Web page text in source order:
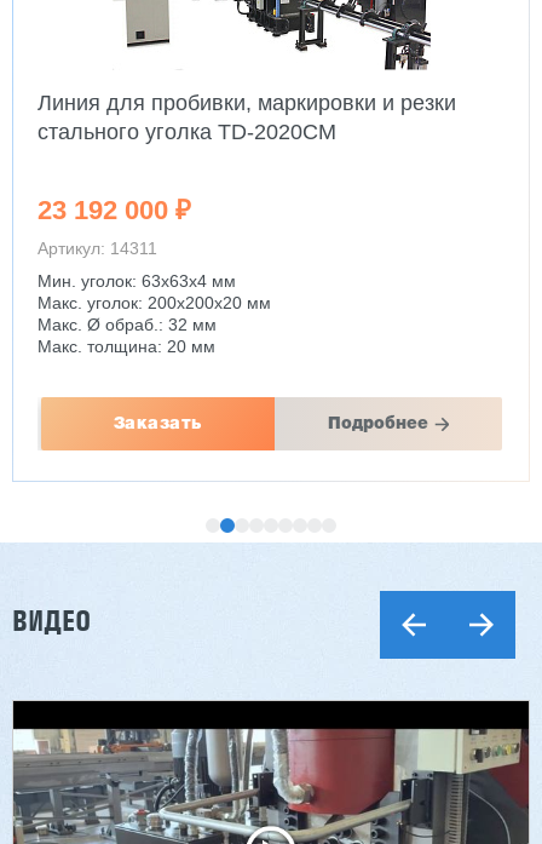
Линия для пробивки, маркировки и резки
стального уголка TD-2020CM
23 192 000 ₽
Артикул: 14311
Мин. уголок: 63x63x4 мм
Макс. уголок: 200x200x20 мм
Макс. Ø обраб.: 32 мм
Макс. толщина: 20 мм
Заказать Подробнее
Двухсторонний шипорез MX6015
3 176 000 ₽
ВИДЕО